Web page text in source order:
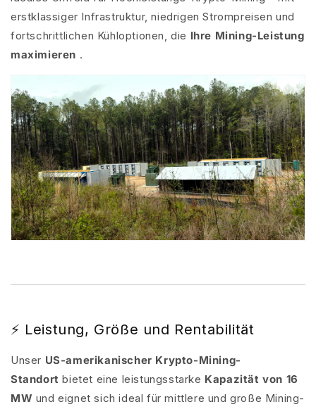
erstklassiger Infrastruktur, niedrigen Strompreisen und
fortschrittlichen Kühloptionen, die Ihre Mining-Leistung
maximieren .
⚡ Leistung, Größe und Rentabilität
Unser US-amerikanischer Krypto-Mining-
Standort bietet eine leistungsstarke Kapazität von 16
MW und eignet sich ideal für mittlere und große Mining-